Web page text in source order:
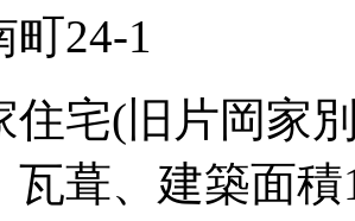
町24-1
住宅(旧片岡家
瓦葺、建築面